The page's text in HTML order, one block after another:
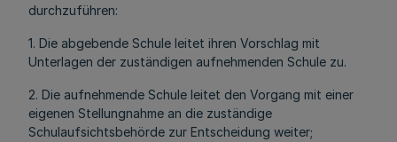
durchzuführen:
1. Die abgebende Schule leitet ihren Vorschlag mit
Unterlagen der zuständigen aufnehmenden Schule zu.
2. Die aufnehmende Schule leitet den Vorgang mit einer
eigenen Stellungnahme an die zuständige
Schulaufsichtsbehörde zur Entscheidung weiter;